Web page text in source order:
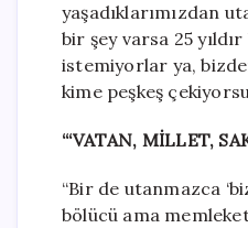
yaşadıklarımızdan
bir şey varsa 25
istemiyorlar ya,
kime peşkeş
“‘VATAN, MİLLET,
“Bir de utanmazca
bölücü ama